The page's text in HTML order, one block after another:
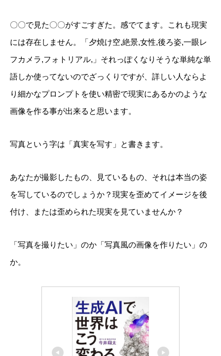
〇〇で見た〇〇がすごすぎた。感でてます。これも現実
には存在しません。「夕焼け空,絶景,女性,後ろ姿,一眼レ
フカメラ,フォトリアル,」それっぽくなりそうな単純な単
語しか使ってないのでざっくりですが、詳しい人ならよ
り細かなプロンプトを使い精密で現実にあるかのような
画像を作る事が出来ると思います。
写真という字は「真実を写す」と書きます。
あなたが撮影したもの、見ているもの、それは本当の姿
を写しているのでしょうか？現実を歪めてイメージを後
付け、または歪められた現実を見ていませんか？
「写真を撮りたい」のか「写真風の画像を作りたい」の
か。